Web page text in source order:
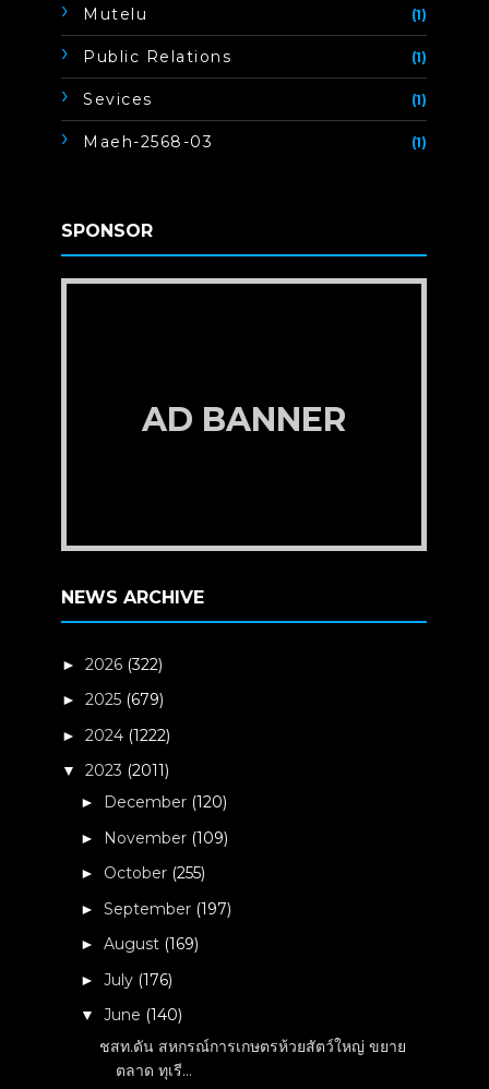
Mutelu (1)
Public Relations (1)
Sevices (1)
Maeh-2568-03 (1)
SPONSOR
AD BANNER
NEWS ARCHIVE
►2026 (322)
►2025 (679)
►2024 (1222)
▼2023 (2011)
► December (120)
► November (109)
► October (255)
►September (197)
►August (169)
►July (176)
▼June (140)
ชสท.ดัน สหกรณ์การเกษตรห้วยสัตว์ใหญ่ ขยาย
ตลาด ทุเรี...